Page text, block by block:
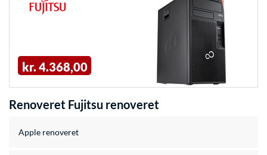
kr. 4.368,00
Renoveret Fujitsu renoveret
Apple renoveret